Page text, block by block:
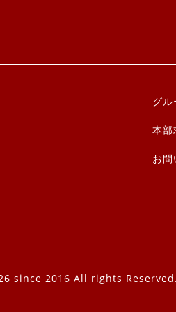
グル
本部
お問
since 2016 All rights Reserved.